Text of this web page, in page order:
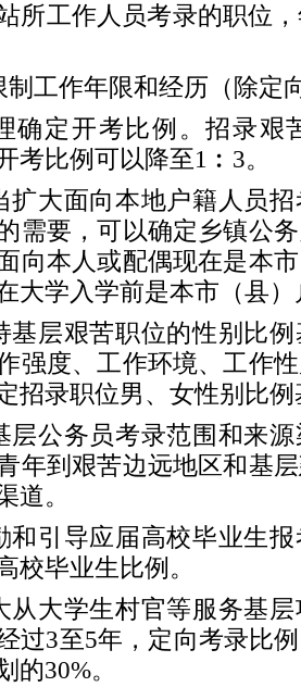
所工作人员考录的职位
制工作年限和经历（除定
确定开考比例。招录艰
考比例可以降至1︰3。
扩大面向本地户籍人员
需要，可以确定乡镇公
向本人或配偶现在是本
大学入学前是本市（县
基层艰苦职位的性别比
强度、工作环境、工作
招录职位男、女性别比
层公务员考录范围和来
年到艰苦边远地区和基
道。
和引导应届高校毕业生
校毕业生比例。
从大学生村官等服务基
过3至5年，定向考录比
的30%。